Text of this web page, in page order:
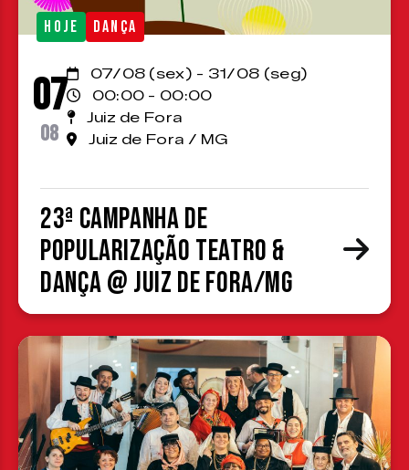
HOJE DANÇA
07
08
07/08 (sex) - 31/08 (seg)
00:00 - 00:00
Juiz de Fora
Juiz de Fora / MG
23ª Campanha de
Popularização Teatro &
Dança @ Juiz de Fora/MG